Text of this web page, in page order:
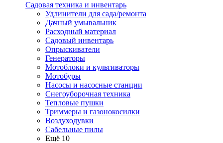
Садовая техника и инвентарь
Удлинители для сада/ремонта
Дачный умывальник
Расходный материал
Садовый инвентарь
Опрыскиватели
Генераторы
Мотоблоки и культиваторы
Мотобуры
Насосы и насосные станции
Снегоуборочная техника
Тепловые пушки
Триммеры и газонокосилки
Воздуходувки
Сабельные пилы
Ещё 10